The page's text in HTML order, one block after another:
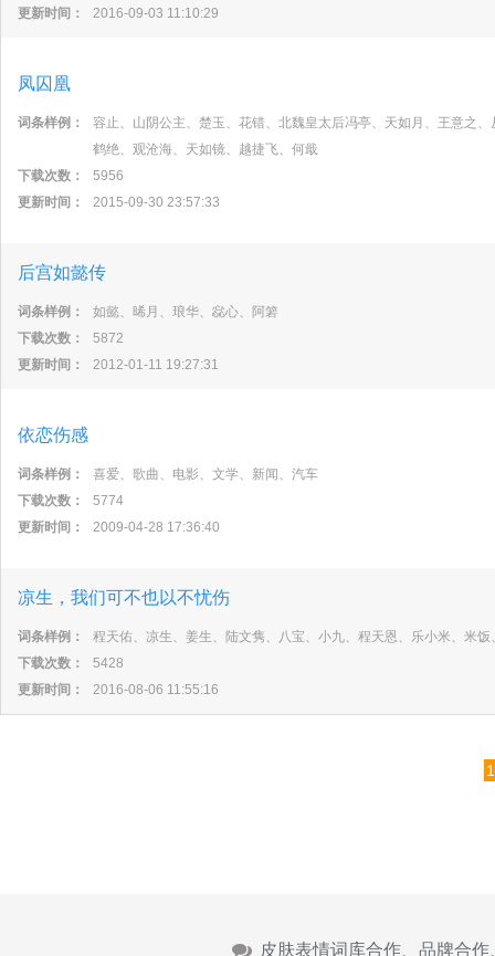
更新时间：
2016-09-03 11:10:29
凤囚凰
词条样例：
容止、山阴公主、楚玉、花错、北魏皇太后冯亭、天如月、王意之
鹤绝、观沧海、天如镜、越捷飞、何戢
下载次数：
5956
更新时间：
2015-09-30 23:57:33
后宫如懿传
词条样例：
如懿、晞月、琅华、惢心、阿箬
下载次数：
5872
更新时间：
2012-01-11 19:27:31
依恋伤感
词条样例：
喜爱、歌曲、电影、文学、新闻、汽车
下载次数：
5774
更新时间：
2009-04-28 17:36:40
凉生，我们可不也以不忧伤
词条样例：
程天佑、凉生、姜生、陆文隽、八宝、小九、程天恩、乐小米、米
下载次数：
5428
更新时间：
2016-08-06 11:55:16
1
皮肤表情词库合作、品牌合